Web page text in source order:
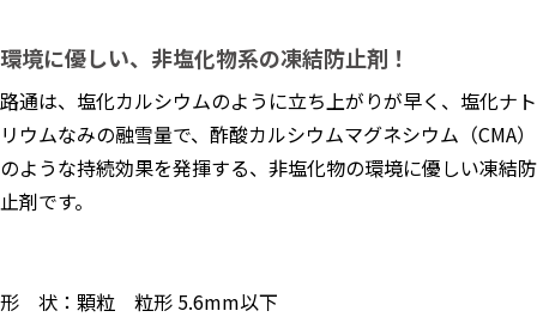
環境に優しい、非塩化物系の凍結防止剤！
路通は、塩化カルシウムのように立ち上がりが早く、塩化ナト
リウムなみの融雪量で、酢酸カルシウムマグネシウム（CMA）
のような持続効果を発揮する、非塩化物の環境に優しい凍結防
止剤です。
形 状：顆粒 粒形 5.6mm以下